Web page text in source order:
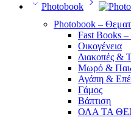
Photobook
Photobook –
Fast Books –
Οικογένεια
Διακοπές &
Μωρό &
Αγάπη &
Γάμος
Βάπτιση
ΟΛΑ ΤΑ